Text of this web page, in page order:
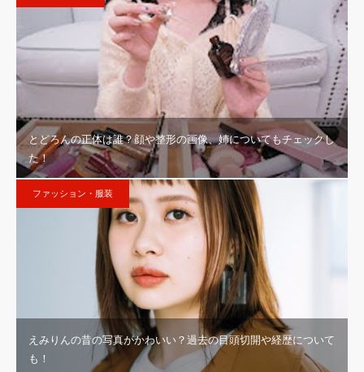
とどろんの正体は誰？顔や整形の画像、姉についてもチェックし
た！
ファッション・服装
えみりんの昔の写真がかわいい？過去の目頭切開や経歴について
も！